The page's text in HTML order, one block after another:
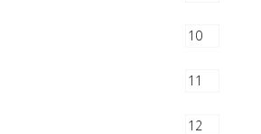
10
11
12